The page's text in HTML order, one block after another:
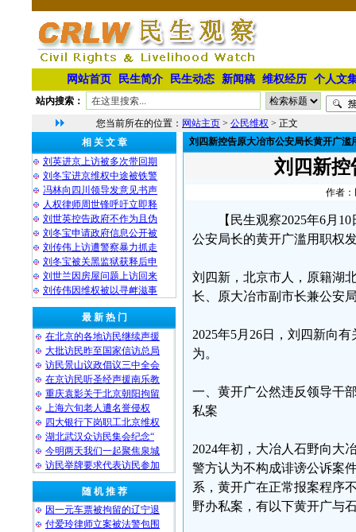
网站首页 民生简介 民生动态 新闻稿 维权经历 个人文
站内搜索：
您当前所在的位置： 网站主页 > 公民维权 > 正文
相 关 文 章
刘英进京上访被多次带回期
刘冬宝进京维权中途被铁警
冯林向四川领导发意见书声
人权律师周世锋呼吁立即释
刘世英控告政府不作为且伪
刘冬宝申请政府信息公开被
刘传伟上访遭警察暴力抓走
刘冬宝被关黑监狱获释后申
刘世兰因房屋问题上访回来
刘传伟因维权被以寻衅滋事
最 新 热 门
在北京的各地访民继续声援
大批访民昨至国家信访总局
访民景山议政倡议三中全会
在京访民听圣经声援南乐教
重庆袁影关于北京朝阳拘留
上海六旬老人遭名誉侵权
四大银行下岗职工北京维权
湖北武汉众访民集会纪念“
今明两天我们一起聚焦泉城
访民举牌要求代表访民参加
随 机 推 荐
因一元车票被拘留的辽宁退
付爱玲律师立案被法警包围
刘四新控告原大冶市公安局长黄开广滥
刘四新控
作者：
【民生观察2025年6月
公安局长的黄开广滥用职权
刘四新，北京市人，原籍湖
长、原大冶市副市长兼公安
2025年5月26日，刘四新向
为。
一、黄开广公然违反领导干
私案
2024年初，大冶人石野向大
警方认为不构成诽谤公诉案
系，黄开广在正常报案程序
野办私案，有以下黄开广与